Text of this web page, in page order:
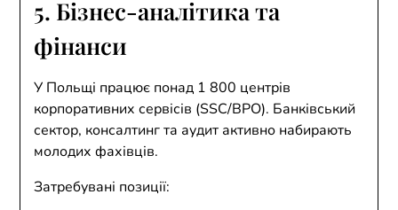
5. Бізнес-аналітика та
фінанси
У Польщі працює понад 1 800 центрів
корпоративних сервісів (SSC/BPO). Банківський
сектор, консалтинг та аудит активно набирають
молодих фахівців.
Затребувані позиції: